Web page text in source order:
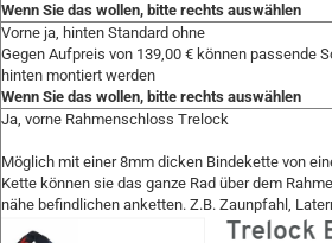
Wenn Sie das wollen, bitte rechts auswählen
Vorne ja, hinten Standard ohne
Gegen Aufpreis von 139,00 € können passende
hinten montiert werden
Wenn Sie das wollen, bitte rechts auswählen
Ja, vorne Rahmenschloss Trelock
Möglich mit einer 8mm dicken Bindekette von
Kette können sie das ganze Rad über dem
nähe befindlichen anketten. Z.B. Zaunpfahl,